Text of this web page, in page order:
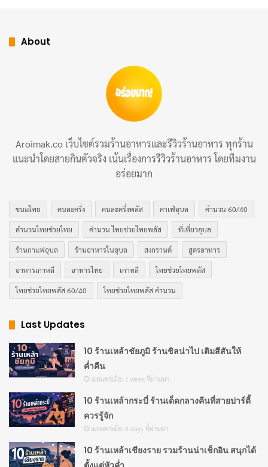
About
Aroimak.co เว็บไซต์รวมร้านอาหารและรีวิวร้านอาหาร ทุกร้าน
แนะนำโดยสายกินตัวจริง เน้นเรื่องการรีวิวร้านอาหาร โดยทีมงาน
อร่อยมาก
ขนมไทย คนละครึ่ง คนละครึ่งพลัส คาเฟ่อุบล คำนวน 60/40
คำนวนไทยช่วยไทย คำนวน ไทยช่วยไทยพลัส ที่เที่ยวอุบล
ร้านกาแฟอุบล ร้านอาหารในอุบล สงกรานต์ สูตรอาหาร
อาหารเกาหลี อาหารไทย เกาหลี ไทยช่วยไทยพลัส
ไทยช่วยไทยพลัส 60/40 ไทยช่วยไทยพลัส คำนวน
Last Updates
10 ร้านเหล้าชัยภูมิ ร้านชิลน่าไป เติมสีสันให้
ค่ำคืน
เผยแพร่เมื่อ: 1 week ที่ผ่านมา
10 ร้านเหล้ากระบี่ ร้านเด็ดกลางคืนที่สายปาร์ตี้
ควรรู้จัก
เผยแพร่เมื่อ: 6 days ที่ผ่านมา
10 ร้านเหล้าเชียงราย รวมร้านน่าเช็กอิน สนุกได้